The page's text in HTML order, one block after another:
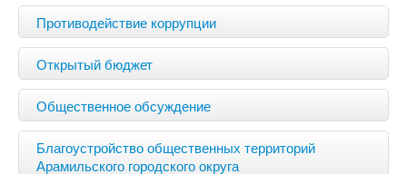
Противодействие коррупции
Открытый бюджет
Общественное обсуждение
Благоустройство общественных территорий
Арамильского городского округа